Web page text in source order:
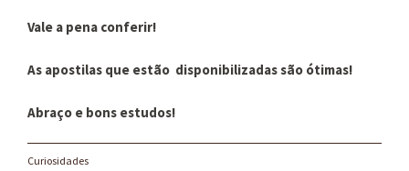
Vale a pena conferir!
As apostilas que estão disponibilizadas são ótimas!
Abraço e bons estudos!
Curiosidades